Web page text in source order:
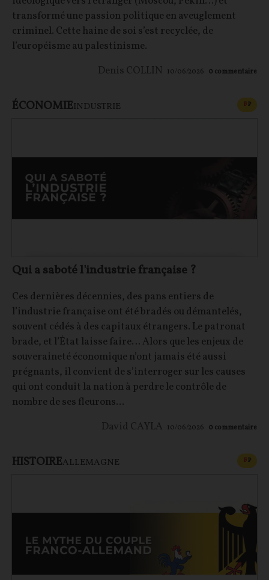
transformé une passion politique en aveuglement
criminel. Cette haine de soi s’est recyclée, de
l’européisme au palestinisme.
Denis COLLIN 10/06/2026 0 commentaire
ÉCONOMIEINDUSTRIE FP
Qui a saboté l'industrie française ?
Ces dernières décennies, des pans entiers de
l’industrie française ont été bradés ou démantelés,
souvent cédés à des capitaux étrangers. Le patronat
brade, et l’État laisse faire… Alors que les enjeux de
souveraineté économique n’ont jamais été aussi
prégnants, il convient de s’interroger sur les causes
qui ont conduit la nation à perdre le contrôle de
nombre de ses fleurons...
David CAYLA 10/06/2026 0 commentaire
HISTOIREALLEMAGNE FP